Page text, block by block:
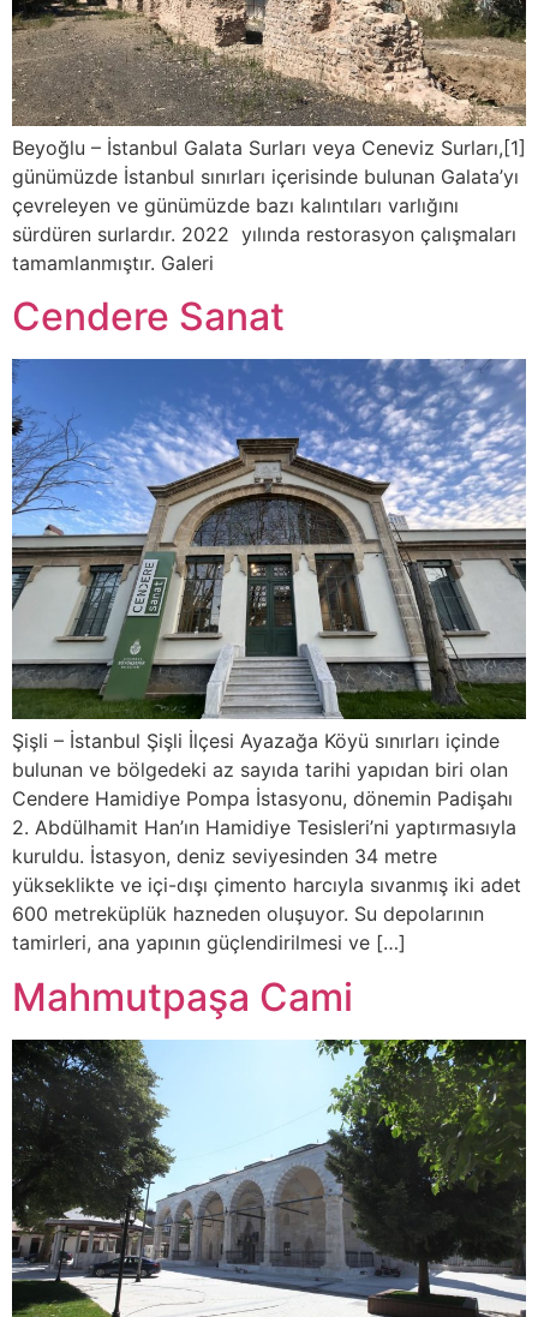
Beyoğlu – İstanbul Galata Surları veya Ceneviz Surları,[1]
günümüzde İstanbul sınırları içerisinde bulunan Galata’yı
çevreleyen ve günümüzde bazı kalıntıları varlığını
sürdüren surlardır. 2022 yılında restorasyon çalışmaları
tamamlanmıştır. Galeri
Cendere Sanat
Şişli – İstanbul Şişli İlçesi Ayazağa Köyü sınırları içinde
bulunan ve bölgedeki az sayıda tarihi yapıdan biri olan
Cendere Hamidiye Pompa İstasyonu, dönemin Padişahı
2. Abdülhamit Han’ın Hamidiye Tesisleri’ni yaptırmasıyla
kuruldu. İstasyon, deniz seviyesinden 34 metre
yükseklikte ve içi-dışı çimento harcıyla sıvanmış iki adet
600 metreküplük hazneden oluşuyor. Su depolarının
tamirleri, ana yapının güçlendirilmesi ve […]
Mahmutpaşa Cami